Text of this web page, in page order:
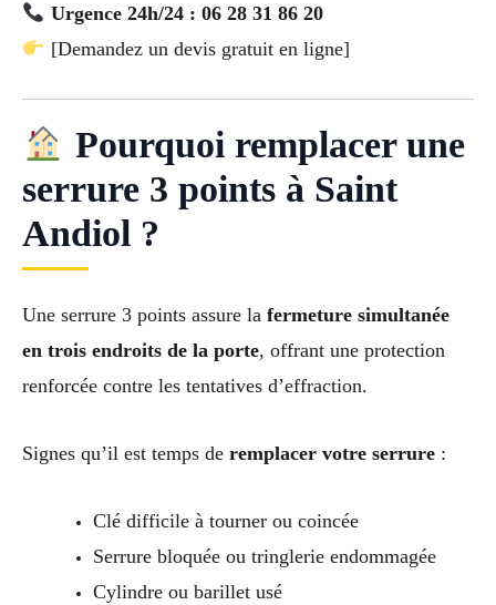
Urgence 24h/24 : 06 28 31 86 20
[Demandez un devis gratuit en ligne]
Pourquoi remplacer une
serrure 3 points à Saint
Andiol ?
Une serrure 3 points assure la fermeture simultanée
en trois endroits de la porte, offrant une protection
renforcée contre les tentatives d’effraction.
Signes qu’il est temps de remplacer votre serrure :
Clé difficile à tourner ou coincée
Serrure bloquée ou tringlerie endommagée
Cylindre ou barillet usé